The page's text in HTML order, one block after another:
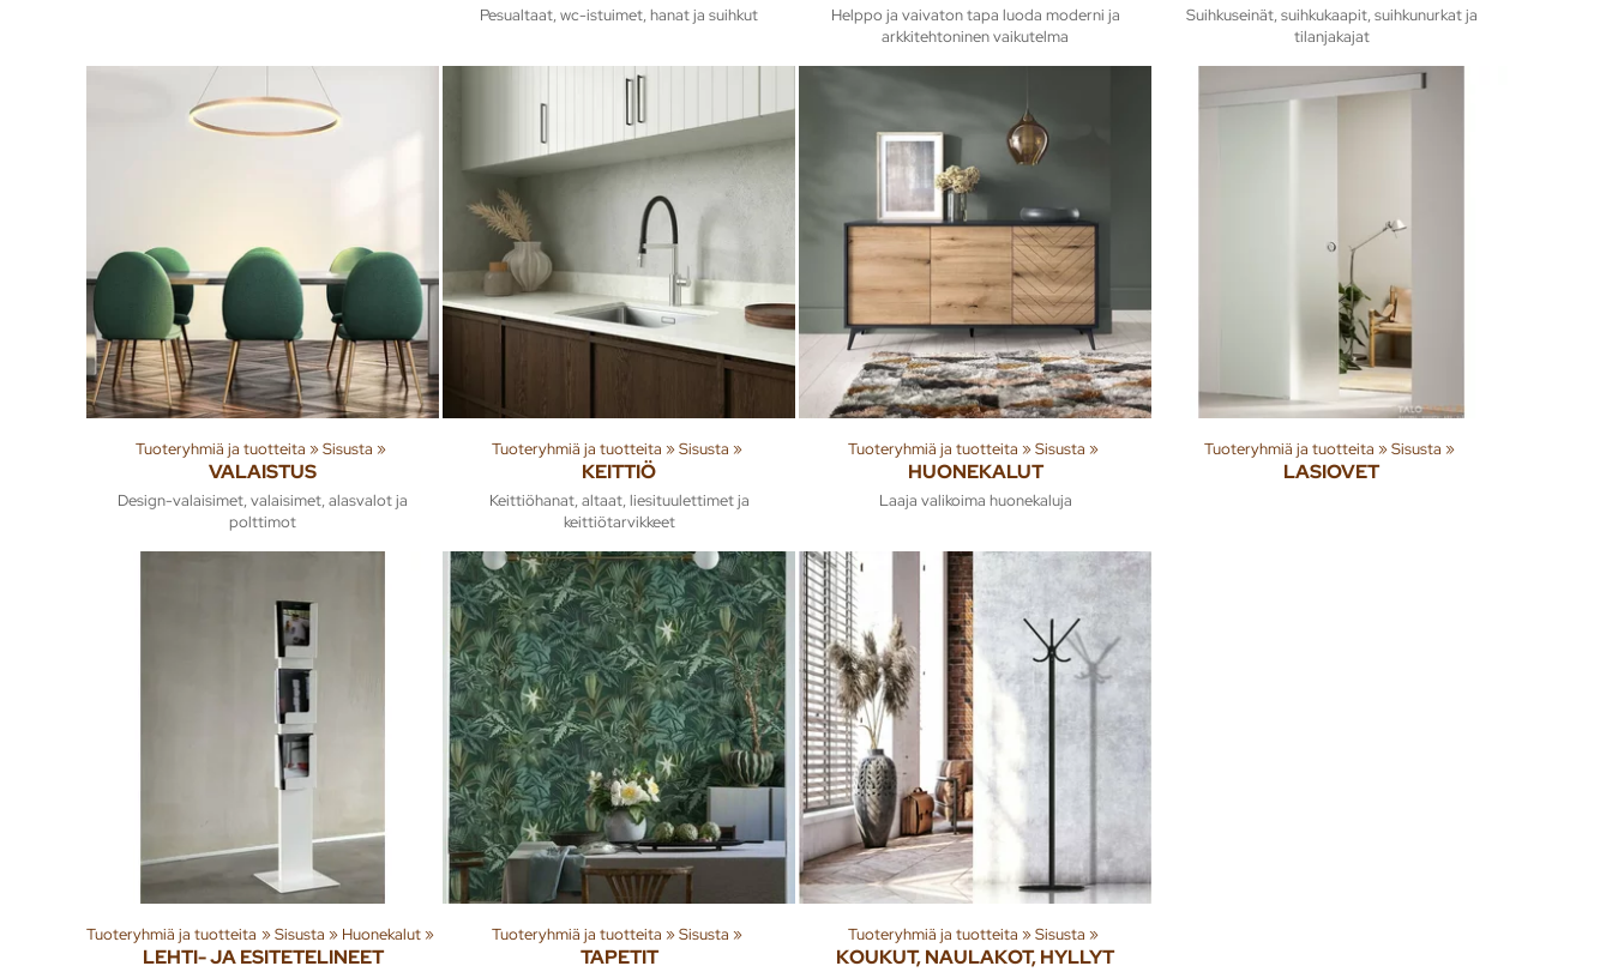
Pesualtaat, wc-istuimet, hanat ja suihkut
Helppo ja vaivaton tapa luoda moderni ja
arkkitehtoninen vaikutelma
Suihkuseinät, suihkukaapit, suihkunurkat ja
tilanjakajat
Tuoteryhmiä ja tuotteita ‪»Sisusta ‪»
VALAISTUS
Design-valaisimet, valaisimet, alasvalot ja
polttimot
Tuoteryhmiä ja tuotteita ‪»Sisusta ‪»
KEITTIÖ
Keittiöhanat, altaat, liesituulettimet ja
keittiötarvikkeet
Tuoteryhmiä ja tuotteita ‪»Sisusta ‪»
HUONEKALUT
Laaja valikoima huonekaluja
Tuoteryhmiä ja tuotteita ‪»Sisusta ‪»
LASIOVET
Tuoteryhmiä ja tuotteita ‪»Sisusta ‪» Huonekalut‪»
LEHTI- JA ESITETELINEET
Tuoteryhmiä ja tuotteita ‪»Sisusta ‪»
TAPETIT
Tuoteryhmiä ja tuotteita ‪»Sisusta ‪»
KOUKUT, NAULAKOT, HYLLYT